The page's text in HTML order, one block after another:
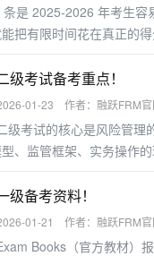
条是 2025-2026 年考生容
把有限时间花在真正的得
级考试备考重点！
01-23 作者：融跃FRM官
级考试的核心是风险管理
、监管框架、实务操作
级备考资料！
01-21 作者：融跃FRM官
Books（官方教材）